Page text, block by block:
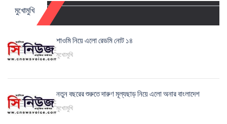
মুখোমুখি
শাওমি নিয়ে এলো রেডমি নোট ১৪
মুখোমুখি
নতুন বছরের শুরুতে দারুণ মূল্যছাড় নিয়ে এলো অনার বাংলাদেশ
মুখোমুখি